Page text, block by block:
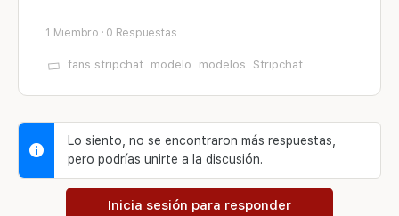
1 Miembro · 0 Respuestas
fans stripchat modelo modelos Stripchat
Lo siento, no se encontraron más respuestas,
pero podrías unirte a la discusión.
Inicia sesión para responder